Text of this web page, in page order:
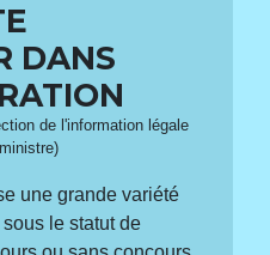
DANS
de l'information légale
une grande variété
le statut de